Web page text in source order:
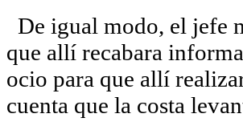
De igual modo, el jefe
que allí recabara
ocio para que allí
cuenta que la costa